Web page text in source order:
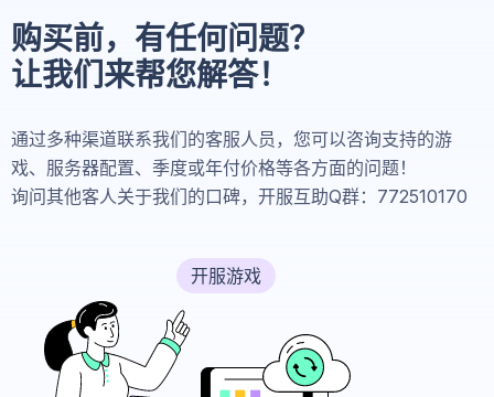
购买前，有任何问题？
让我们来帮您解答！
通过多种渠道联系我们的客服人员，您可以咨询支持的游
戏、服务器配置、季度或年付价格等各方面的问题！
询问其他客人关于我们的口碑，开服互助Q群：772510170
开服游戏